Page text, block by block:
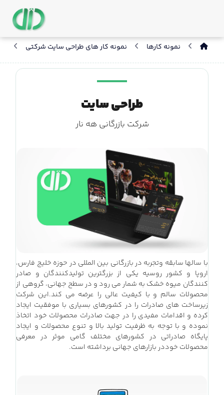
نمونه کارها نمونه کار های طراحی سایت شرکتی
طراحی سایت
شرکت بازرگانی هه‌ نار
با سالها سابقه وتجربه در بازرگانی بین المللی در حوزه خلیج فارس،
اروپا و کشور روسیه یکی از بزرگترین تولیدکنندگان و صادر
کنندگان میوه خشک به شمار می رود و در سطح جهانی، گروهی از
محصولات سالم و با کیفیت عالی را عرضه می کند.این شرکت
زیرساخت های صادرات را در کشورهای بسیاری با موفقیت ایجاد
کرده و اقدامات مفیدی را در جهت صادرات محصولات خود اتخاذ
نموده و با توجه به ظرفيت توليد بالا و تنوع محصولات و ايجاد
پايگاه صادراتی در كشورهای مختلف گامی موثر در معرفی
محصولات خوددر بازارهای جهانی برداشته است.